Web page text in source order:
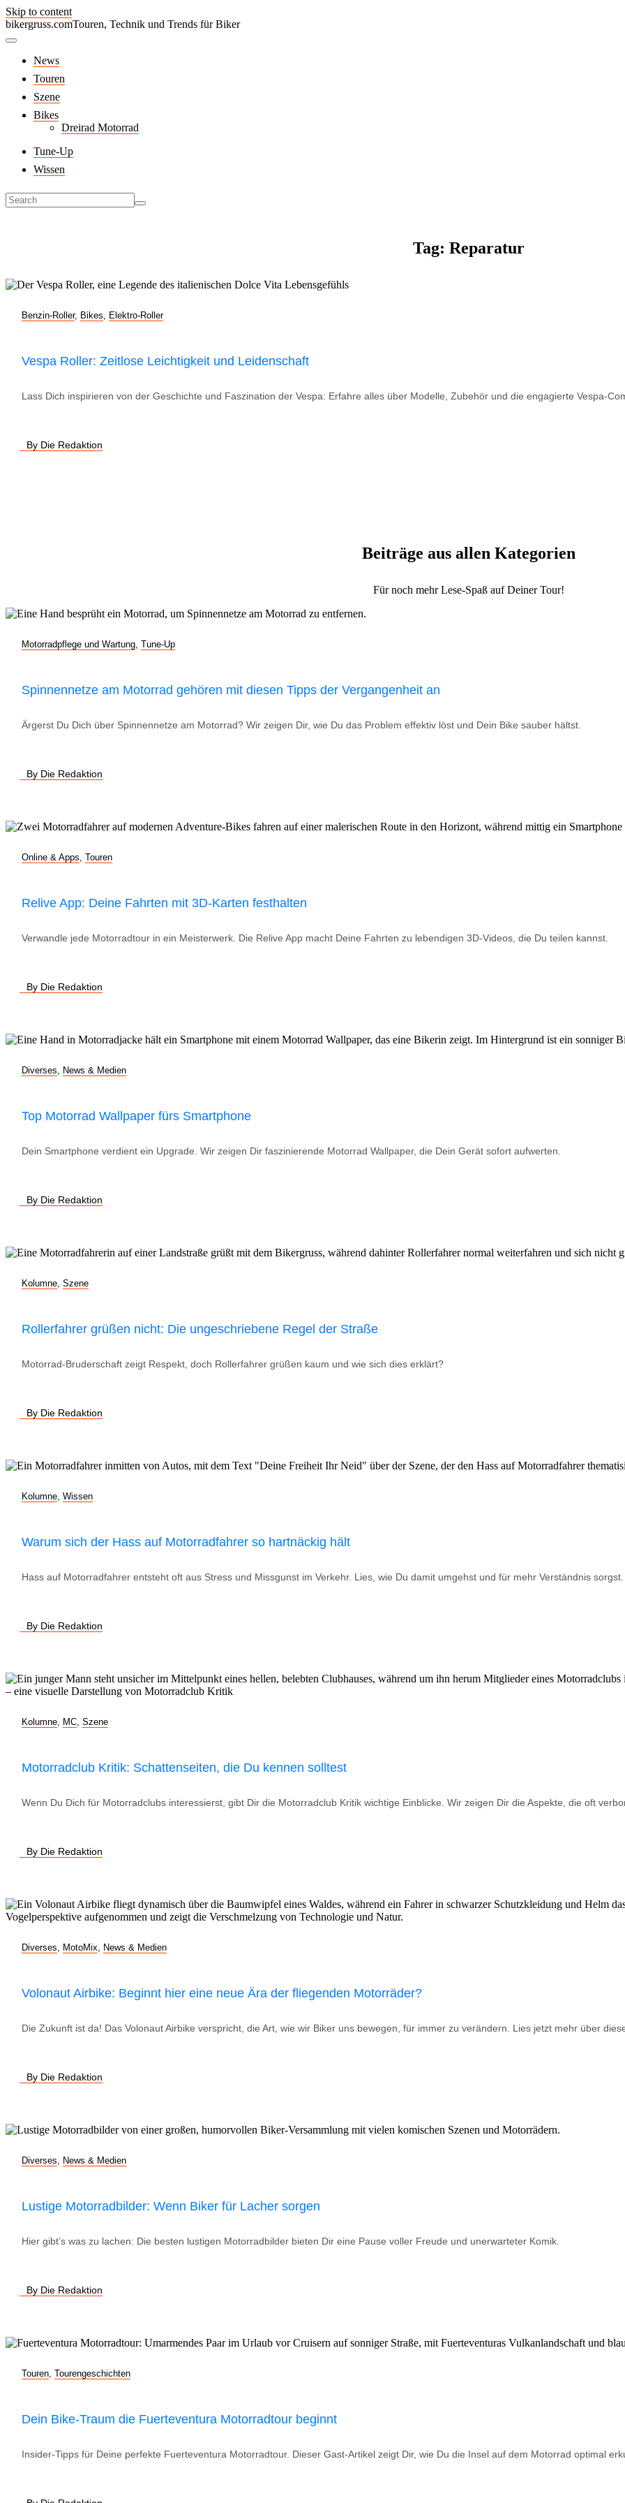
Skip to content
bikergruss.comTouren, Technik und Trends für Biker
News
Touren
Szene
Bikes
Dreirad Motorrad
Tune-Up
Wissen
Tag: Reparatur
Benzin-Roller, Bikes Elektro-Roller
Vespa Roller: Zeitlose Leichtigkeit und Leidenschaft
Lass Dich inspirieren von der Geschichte und Faszination der Vespa: Erfahre alles über Modelle, Zubehör und die engagierte Vespa-
By Die Redaktion
Beiträge aus allen Kategorien
Für noch mehr Lese-Spaß auf Deiner Tour!
Motorradpflege und Wartung Tune-Up
Spinnennetze am Motorrad gehören mit diesen Tipps der Vergangenheit an
Ärgerst Du Dich über Spinnennetze am Motorrad? Wir zeigen Dir, wie Du das Problem effektiv löst und Dein Bike sauber hältst.
By Die Redaktion
Online & Apps Touren
Relive App: Deine Fahrten mit 3D-Karten festhalten
Verwandle jede Motorradtour in ein Meisterwerk. Die Relive App macht Deine Fahrten zu lebendigen 3D-Videos, die Du teilen kannst.
By Die Redaktion
Diverses News & Medien
Top Motorrad Wallpaper fürs Smartphone
Dein Smartphone verdient ein Upgrade. Wir zeigen Dir faszinierende Motorrad Wallpaper, die Dein Gerät sofort aufwerten.
By Die Redaktion
Kolumne Szene
Rollerfahrer grüßen nicht: Die ungeschriebene Regel der Straße
Motorrad-Bruderschaft zeigt Respekt, doch Rollerfahrer grüßen kaum und wie sich dies erklärt?
By Die Redaktion
Kolumne Wissen
Warum sich der Hass auf Motorradfahrer so hartnäckig hält
Hass auf Motorradfahrer entsteht oft aus Stress und Missgunst im Verkehr. Lies, wie Du damit umgehst und für mehr Verständnis sorgst.
By Die Redaktion
Kolumne MC Szene
Motorradclub Kritik: Schattenseiten, die Du kennen solltest
Wenn Du Dich für Motorradclubs interessierst, gibt Dir die Motorradclub Kritik wichtige Einblicke. Wir zeigen Dir die Aspekte, die oft
By Die Redaktion
Diverses MotoMix News & Medien
Volonaut Airbike: Beginnt hier eine neue Ära der fliegenden Motorräder?
Die Zukunft ist da! Das Volonaut Airbike verspricht, die Art, wie wir Biker uns bewegen, für immer zu verändern. Lies jetzt mehr über
By Die Redaktion
Diverses News & Medien
Lustige Motorradbilder: Wenn Biker für Lacher sorgen
Hier gibt’s was zu lachen: Die besten lustigen Motorradbilder bieten Dir eine Pause voller Freude und unerwarteter Komik.
By Die Redaktion
Touren Tourengeschichten
Dein Bike-Traum die Fuerteventura Motorradtour beginnt
Insider-Tipps für Deine perfekte Fuerteventura Motorradtour. Dieser Gast-Artikel zeigt Dir, wie Du die Insel auf dem Motorrad optimal